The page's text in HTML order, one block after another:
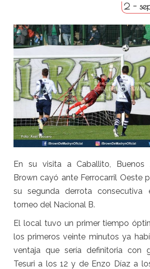
2 -
En su visita a Caballito, Buenos
Brown cayó ante Ferrocarril Oeste
su segunda derrota
torneo del Nacional B.
El local tuvo un primer tiempo
los primeros veinte minutos ya
ventaja que sería definitoria con
Tesuri a los 12 y de Enzo Díaz a